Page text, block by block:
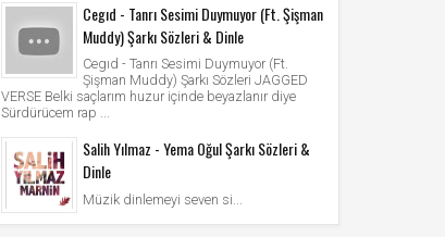
Cegıd - Tanrı Sesimi Duymuyor (Ft. Şişman
Muddy) Şarkı Sözleri & Dinle
Cegıd - Tanrı Sesimi Duymuyor (Ft.
Şişman Muddy) Şarkı Sözleri JAGGED
VERSE Belki saçlarım huzur içinde beyazlanır diye
Sürdürücem rap ...
Salih Yılmaz - Yema Oğul Şarkı Sözleri &
Dinle
Müzik dinlemeyi seven si...